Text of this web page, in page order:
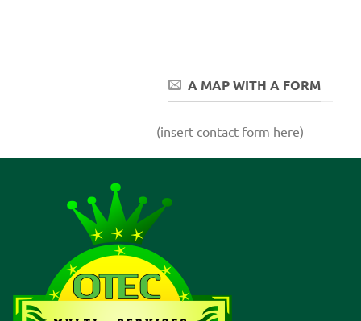
A MAP WITH A FORM
(insert contact form here)